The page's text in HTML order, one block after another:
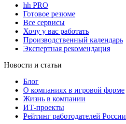
hh PRO
Готовое резюме
Все сервисы
Хочу у вас работать
Производственный календарь
Экспертная рекомендация
Новости и статьи
Блог
О компаниях в игровой форме
Жизнь в компании
ИТ-проекты
Рейтинг работодателей России